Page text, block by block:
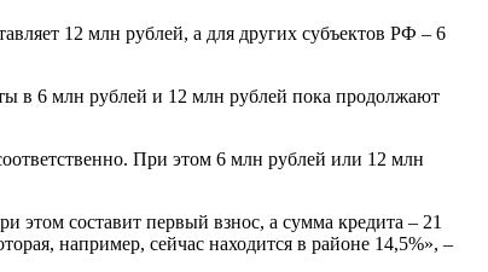
12 млн рублей, а для других субъектов РФ – 6
в 6 млн рублей и 12 млн рублей пока продолжают
При этом 6 млн рублей или 12 млн
этом составит первый взнос, а сумма кредита – 21
например, сейчас находится в районе 14,5%», –